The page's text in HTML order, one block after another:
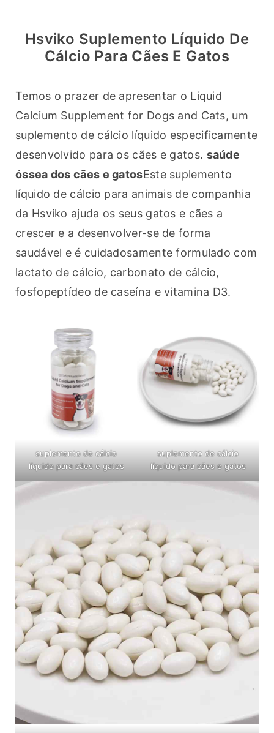
Hsviko Suplemento Líquido De
Cálcio Para Cães E Gatos
Temos o prazer de apresentar o Liquid
Calcium Supplement for Dogs and Cats, um
suplemento de cálcio líquido especificamente
desenvolvido para os cães e gatos. saúde
óssea dos cães e gatosEste suplemento
líquido de cálcio para animais de companhia
da Hsviko ajuda os seus gatos e cães a
crescer e a desenvolver-se de forma
saudável e é cuidadosamente formulado com
lactato de cálcio, carbonato de cálcio,
fosfopeptídeo de caseína e vitamina D3.
suplemento de cálcio
líquido para cães e gatos
suplemento de cálcio
líquido para cães e gatos